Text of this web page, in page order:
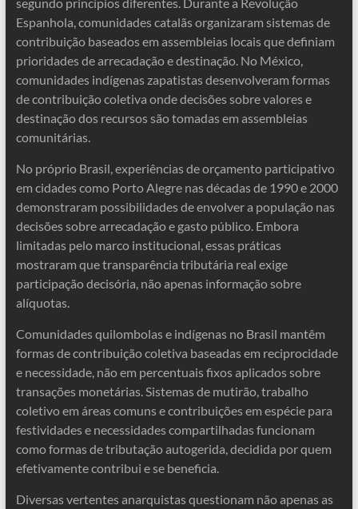
Espanhola, comunidades catalãs organizaram sistemas de
contribuição baseados em assembleias locais que definiam
prioridades de arrecadação e destinação. No México,
comunidades indígenas zapatistas desenvolveram formas
de contribuição coletiva onde decisões sobre valores e
destinação dos recursos são tomadas em assembleias
comunitárias.
No próprio Brasil, experiências de orçamento participativo
em cidades como Porto Alegre nas décadas de 1990 e 2000
demonstraram possibilidades de envolver a população nas
decisões sobre arrecadação e gasto público. Embora
limitadas pelo marco institucional, essas práticas
mostraram que transparência tributária real exige
participação decisória, não apenas informação sobre
alíquotas.
Comunidades quilombolas e indígenas no Brasil mantêm
formas de contribuição coletiva baseadas em reciprocidade
e necessidade, não em percentuais fixos aplicados sobre
transações monetárias. Sistemas de mutirão, trabalho
coletivo em áreas comuns e contribuições em espécie para
festividades e necessidades compartilhadas funcionam
como formas de tributação autogerida, decidida por quem
efetivamente contribui e se beneficia.
Diversas vertentes anarquistas questionam não apenas as